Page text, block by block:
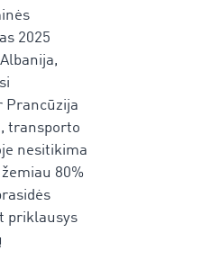
2025
Prancūzija
transporto
nesitikima
80%
priklausys